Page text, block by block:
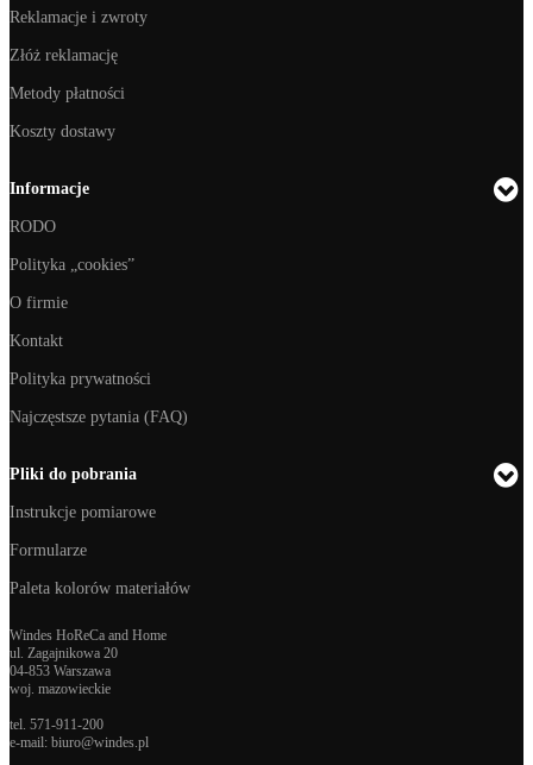
Reklamacje i zwroty
Złóż reklamację
Metody płatności
Koszty dostawy
Informacje
RODO
Polityka „cookies”
O firmie
Kontakt
Polityka prywatności
Najczęstsze pytania (FAQ)
Pliki do pobrania
Instrukcje pomiarowe
Formularze
Paleta kolorów materiałów
Windes HoReCa and Home
ul. Zagajnikowa 20
04-853 Warszawa
woj. mazowieckie
tel. 571-911-200
e-mail: biuro@windes.pl